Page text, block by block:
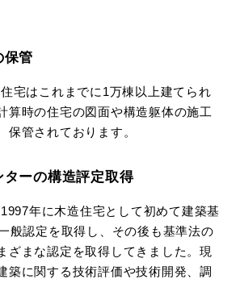
保管
宅はこれまでに1万棟以上建てられ
算時の住宅の図面や構造躯体の施工
保管されております。
ターの構造評定取得
年に木造住宅として初めて建築基
般認定を取得し、その後も基準法の
ざまな認定を取得してきました。現
築に関する技術評価や技術開発、調